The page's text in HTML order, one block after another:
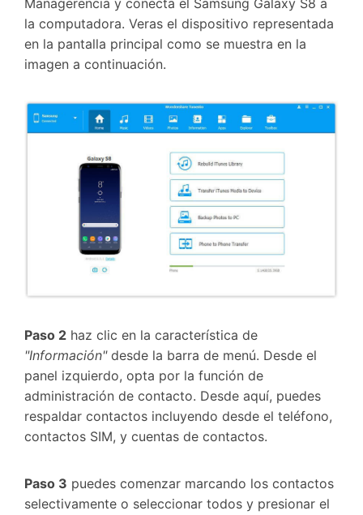
la computadora. Veras el dispositivo representada
en la pantalla principal como se muestra en la
imagen a continuación.
Paso 2 haz clic en la característica de
"Información"desde la barra de menú. Desde el
panel izquierdo, opta por la función de
administración de contacto. Desde aquí, puedes
respaldar contactos incluyendo desde el teléfono,
contactos SIM, y cuentas de contactos.
Paso 3 puedes comenzar marcando los contactos
selectivamente o seleccionar todos y presionar el